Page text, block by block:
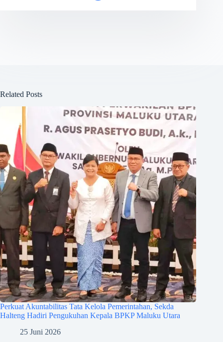
Related Posts
Perkuat Akuntabilitas Tata Kelola Pemerintahan, Sekda
Halteng Hadiri Pengukuhan Kepala BPKP Maluku Utara
25 Juni 2026